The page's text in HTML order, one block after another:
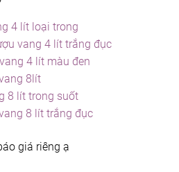
4 lít loại trong
vang 4 lít trắng đục
4 lít màu đen
8lít
8 lít trong suốt
8 lít trắng đục
giá riêng ạ